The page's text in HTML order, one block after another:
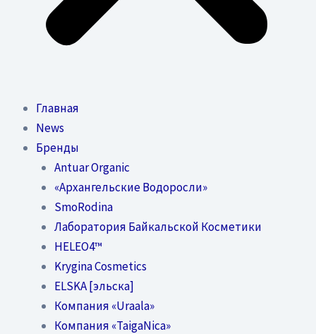
Главная
News
Бренды
Antuar Organic
«Архангельские Водоросли»
SmoRodina
Лаборатория Байкальской Косметики
HELEO4™
Krygina Cosmetics
ELSKA [эльска]
Компания «Uraala»
Компания «TaigaNica»